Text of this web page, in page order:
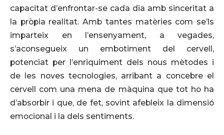
capacitat d’enfrontar-se cada dia amb sinceritat a
la pròpia realitat. Amb tantes matèries com se’ls
imparteix en l’ensenyament, a vegades,
s’aconsegueix un embotiment del cervell,
potenciat per l’enriquiment dels nous mètodes i
de les noves tecnologies, arribant a concebre el
cervell com una mena de màquina que tot ho ha
d’absorbir i que, de fet, sovint afebleix la dimensió
emocional i la dels sentiments.